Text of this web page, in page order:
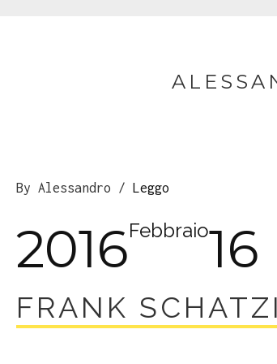
By Alessandro / Leggo
2016Febbraio16
FRANK